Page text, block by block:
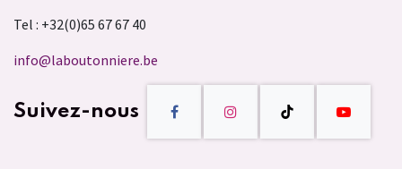
Tel : +32(0)65 67 67 40
info@laboutonniere.be
Suivez-nous